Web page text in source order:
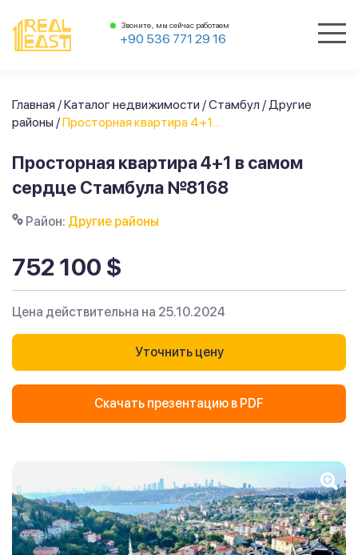
Звоните, мы сейчас работаем
+90 536 771 29 16
Главная /Каталог недвижимости /Стамбул /Другие
районы /Просторная квартира 4+1...
Просторная квартира 4+1 в самом
сердце Стамбула №8168
Район: Другие районы
752 100 $
Цена действительна на 25.10.2024
Уточнить цену
Скачать презентацию в PDF